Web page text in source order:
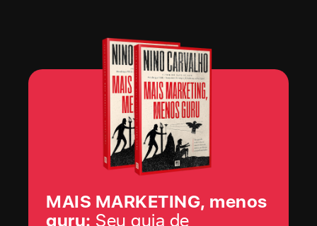
MAIS MARKETING, menos
guru: Seu guia de